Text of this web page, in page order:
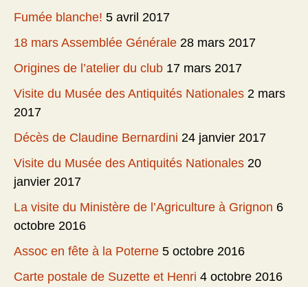
Fumée blanche! 5 avril 2017
18 mars Assemblée Générale 28 mars 2017
Origines de l’atelier du club 17 mars 2017
Visite du Musée des Antiquités Nationales 2 mars
2017
Décès de Claudine Bernardini 24 janvier 2017
Visite du Musée des Antiquités Nationales 20
janvier 2017
La visite du Ministère de l’Agriculture à Grignon 6
octobre 2016
Assoc en fête à la Poterne 5 octobre 2016
Carte postale de Suzette et Henri 4 octobre 2016